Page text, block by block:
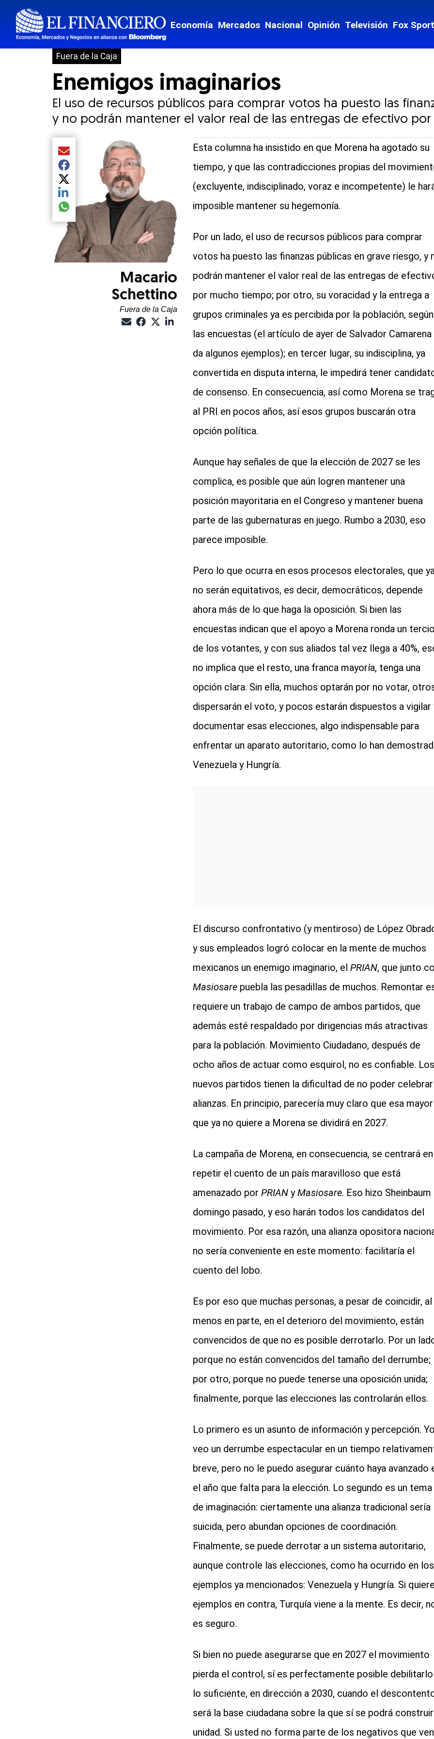
Economía Mercados Nacional Opinión Televisión Fox
Fuera de la Caja
Enemigos imaginarios
El uso de recursos públicos para comprar votos ha puesto las
y no podrán mantener el valor real de las entregas de efectivo
Compartir el artículo actual mediante Email
Compartir el artículo actual mediante Facebook
Compartir el artículo actual mediante Twitter
Compartir el artículo actual mediante LinkedIn
Compartir el artículo actual mediante global.social-whatsapp
Macario
Schettino
Fuera de la Caja
Esta columna ha insistido en que Morena ha agotado su
tiempo, y que las contradicciones propias del
(excluyente, indisciplinado, voraz e incompetente) le
imposible mantener su hegemonía.
Por un lado, el uso de recursos públicos para comprar
votos ha puesto las finanzas públicas en grave riesgo, y
podrán mantener el valor real de las entregas de
por mucho tiempo; por otro, su voracidad y la entrega a
grupos criminales ya es percibida por la población, según
las encuestas (el artículo de ayer de Salvador Camarena
da algunos ejemplos); en tercer lugar, su indisciplina, ya
convertida en disputa interna, le impedirá tener
de consenso. En consecuencia, así como Morena se
al PRI en pocos años, así esos grupos buscarán otra
opción política.
Aunque hay señales de que la elección de 2027 se les
complica, es posible que aún logren mantener una
posición mayoritaria en el Congreso y mantener buena
parte de las gubernaturas en juego. Rumbo a 2030, eso
parece imposible.
Pero lo que ocurra en esos procesos electorales, que
no serán equitativos, es decir, democráticos, depende
ahora más de lo que haga la oposición. Si bien las
encuestas indican que el apoyo a Morena ronda un tercio
de los votantes, y con sus aliados tal vez llega a 40%,
no implica que el resto, una franca mayoría, tenga una
opción clara. Sin ella, muchos optarán por no votar,
dispersarán el voto, y pocos estarán dispuestos a vigilar
documentar esas elecciones, algo indispensable para
enfrentar un aparato autoritario, como lo han
Venezuela y Hungría.
El discurso confrontativo (y mentiroso) de López
y sus empleados logró colocar en la mente de muchos
mexicanos un enemigo imaginario, el PRIAN, que junto
Masiosarepuebla las pesadillas de muchos. Remontar
requiere un trabajo de campo de ambos partidos, que
además esté respaldado por dirigencias más atractivas
para la población. Movimiento Ciudadano, después de
ocho años de actuar como esquirol, no es confiable. Los
nuevos partidos tienen la dificultad de no poder celebrar
alianzas. En principio, parecería muy claro que esa
que ya no quiere a Morena se dividirá en 2027.
La campaña de Morena, en consecuencia, se centrará en
repetir el cuento de un país maravilloso que está
amenazado por PRIANyMasiosare. Eso hizo Sheinbaum
domingo pasado, y eso harán todos los candidatos del
movimiento. Por esa razón, una alianza opositora
no sería conveniente en este momento: facilitaría el
cuento del lobo.
Es por eso que muchas personas, a pesar de coincidir, al
menos en parte, en el deterioro del movimiento, están
convencidos de que no es posible derrotarlo. Por un
porque no están convencidos del tamaño del derrumbe;
por otro, porque no puede tenerse una oposición unida;
finalmente, porque las elecciones las controlarán ellos.
Lo primero es un asunto de información y percepción. Yo
veo un derrumbe espectacular en un tiempo
breve, pero no le puedo asegurar cuánto haya avanzado
el año que falta para la elección. Lo segundo es un tema
de imaginación: ciertamente una alianza tradicional sería
suicida, pero abundan opciones de coordinación.
Finalmente, se puede derrotar a un sistema autoritario,
aunque controle las elecciones, como ha ocurrido en los
ejemplos ya mencionados: Venezuela y Hungría. Si quiere
ejemplos en contra, Turquía viene a la mente. Es decir,
es seguro.
Si bien no puede asegurarse que en 2027 el movimiento
pierda el control, sí es perfectamente posible debilitarlo
lo suficiente, en dirección a 2030, cuando el
será la base ciudadana sobre la que sí se podrá construir
unidad. Si usted no forma parte de los negativos que ven